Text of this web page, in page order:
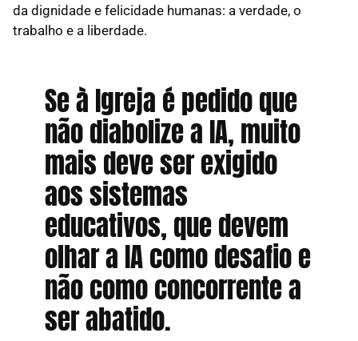
da dignidade e felicidade humanas: a verdade, o
trabalho e a liberdade.
Se à Igreja é pedido que
não diabolize a IA, muito
mais deve ser exigido
aos sistemas
educativos, que devem
olhar a IA como desafio e
não como concorrente a
ser abatido.